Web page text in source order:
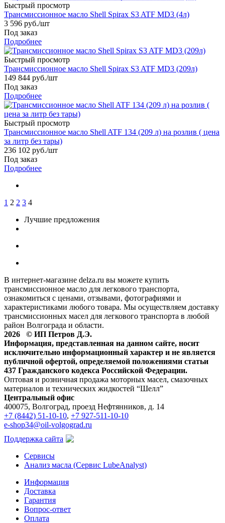
Быстрый просмотр
Трансмиссионное масло Shell Spirax S3 ATF MD3 (4л)
3 596 руб./шт
Под заказ
Подробнее
Быстрый просмотр
Трансмиссионное масло Shell Spirax S3 ATF MD3 (209л)
149 844 руб./шт
Под заказ
Подробнее
Быстрый просмотр
Трансмиссионное масло Shell ATF 134 (209 л) на розлив ( цена
за литр без тары)
236 102 руб./шт
Под заказ
Подробнее
1 2 2 3 4
Лучшие предложения
В интернет-магазине delza.ru вы можете купить
трансмиссионное масло для легкового транспорта,
ознакомиться с ценами, отзывами, фотографиями и
характеристиками любого товара. Мы осуществляем доставку
трансмиссионных масел для легкового транспорта в любой
район Волгограда и области.
2026 © ИП Петров Д.Э.
Информация, представленная на данном сайте, носит
исключительно информационный характер и не является
публичной офертой, определяемой положениями статьи
437 Гражданского кодекса Российской Федерации.
Оптовая и розничная продажа моторных масел, смазочных
материалов и технических жидкостей “Шелл”
Центральный офис
400075, Волгоград, проезд Нефтянников, д. 14
+7 (8442) 51-10-10, +7 927-511-10-10
e-shop34@oil-volgograd.ru
Поддержка сайта
Сервисы
Анализ масла (Сервис LubeAnalyst)
Информация
Доставка
Гарантия
Вопрос-ответ
Оплата